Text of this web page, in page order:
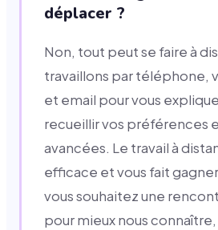
déplacer ?
Non, tout peut se faire à
travaillons par téléphone,
et email pour vous
recueillir vos préférences
avancées. Le travail à
efficace et vous fait
vous souhaitez une
pour mieux nous